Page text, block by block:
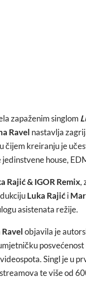
zapaženim singlom
Ravel nastavlja
u čijem kreiranju je
jedinstvene house,
Rajić & IGOR Remix,
Luka Rajići
asistenata režije.
objavila je
Singl je u
te više od